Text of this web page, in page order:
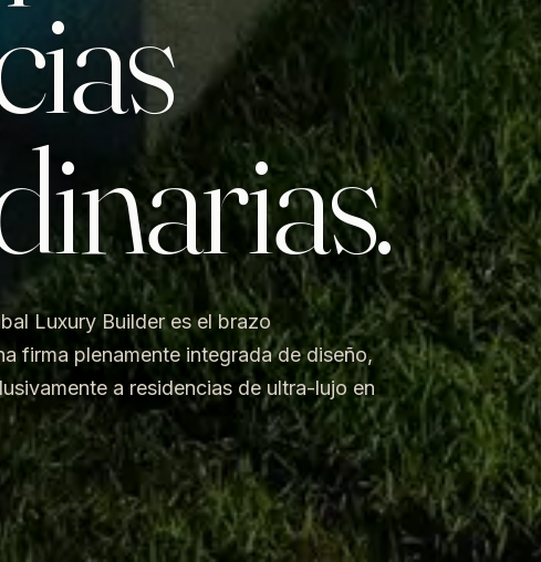
Luxury Builder es el brazo
firma plenamente integrada de diseño,
a residencias de ultra-lujo en